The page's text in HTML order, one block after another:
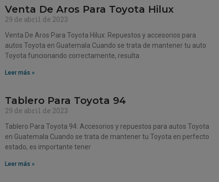
Venta De Aros Para Toyota Hilux
29 de abril de 2023
Venta De Aros Para Toyota Hilux: Repuestos y accesorios para
autos Toyota en Guatemala Cuando se trata de mantener tu auto
Toyota funcionando correctamente, resulta
Leer más »
Tablero Para Toyota 94
29 de abril de 2023
Tablero Para Toyota 94: Accesorios y repuestos para autos Toyota
en Guatemala Cuando se trata de mantener tu Toyota en perfecto
estado, es importante tener
Leer más »